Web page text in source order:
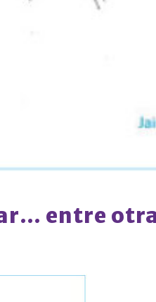
entre